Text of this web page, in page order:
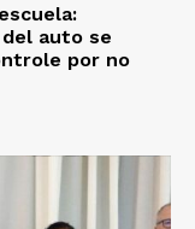
auto se
por no